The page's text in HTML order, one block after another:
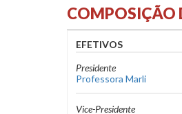
COMPOSIÇÃO
EFETIVOS
Presidente
Professora Marli
Vice-Presidente